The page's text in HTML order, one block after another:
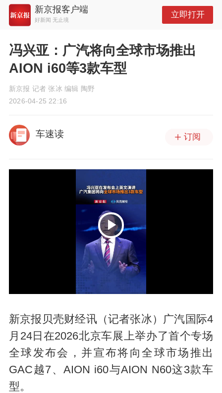
新京报客户端
好新闻 无止境
立即打开
冯兴亚：广汽将向全球市场推出
AION i60等3款车型
新京报 记者 张冰 编辑 陶野
2026-04-25 22:16
车速读 订阅
P
l
新京报贝壳财经讯（记者张冰）广汽国际4
月24日在2026北京车展上举办了首个专场
全球发布会，并宣布将向全球市场推出
GAC越7、AION i60与AION N60这3款车
型。